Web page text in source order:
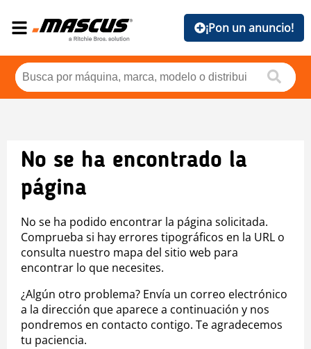
¡Pon un anuncio!
No se ha encontrado la
página
No se ha podido encontrar la página solicitada.
Comprueba si hay errores tipográficos en la URL o
consulta nuestro mapa del sitio web para
encontrar lo que necesites.
¿Algún otro problema? Envía un correo electrónico
a la dirección que aparece a continuación y nos
pondremos en contacto contigo. Te agradecemos
tu paciencia.